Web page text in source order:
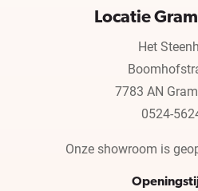
Locatie
Het
7783 AN
0524-
Onze showroom is